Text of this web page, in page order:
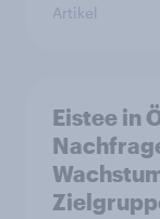
Artikel
Eistee in